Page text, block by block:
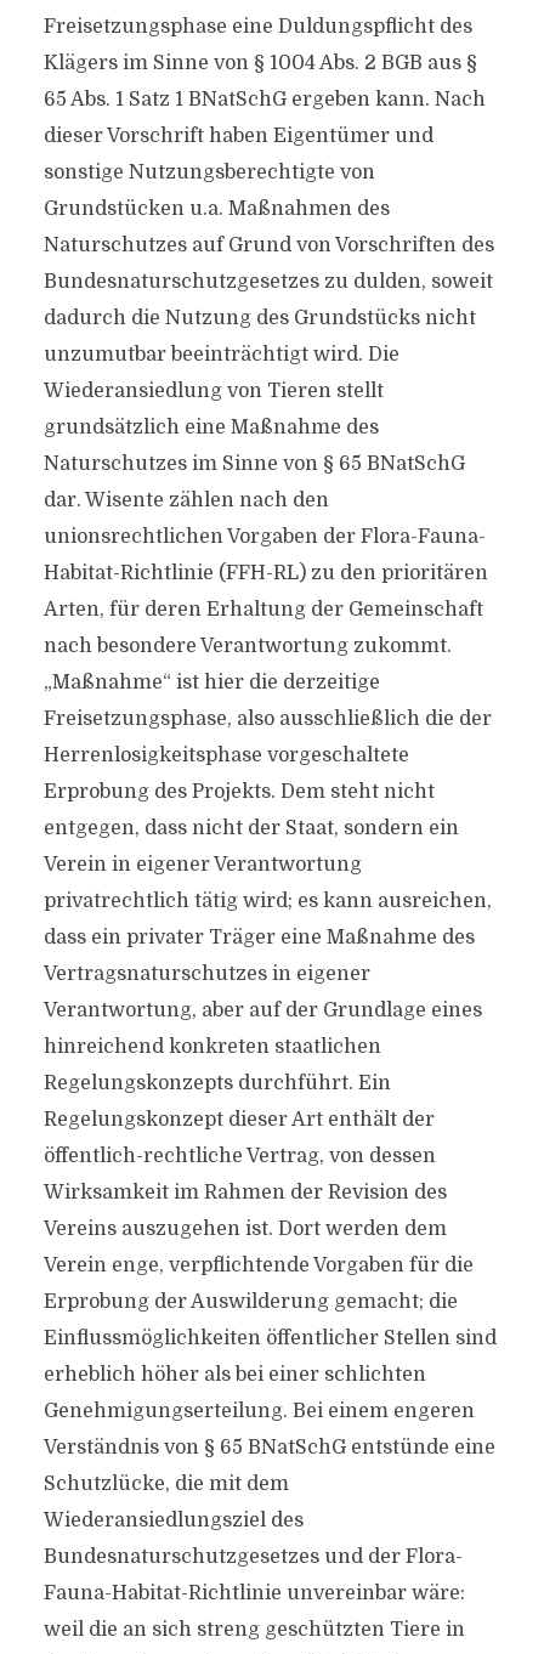
Freisetzungsphase eine Duldungspflicht des
Klägers im Sinne von § 1004 Abs. 2 BGB aus §
65 Abs. 1 Satz 1 BNatSchG ergeben kann. Nach
dieser Vorschrift haben Eigentümer und
sonstige Nutzungsberechtigte von
Grundstücken u.a. Maßnahmen des
Naturschutzes auf Grund von Vorschriften des
Bundesnaturschutzgesetzes zu dulden, soweit
dadurch die Nutzung des Grundstücks nicht
unzumutbar beeinträchtigt wird. Die
Wiederansiedlung von Tieren stellt
grundsätzlich eine Maßnahme des
Naturschutzes im Sinne von § 65 BNatSchG
dar. Wisente zählen nach den
unionsrechtlichen Vorgaben der Flora-Fauna-
Habitat-Richtlinie (FFH-RL) zu den prioritären
Arten, für deren Erhaltung der Gemeinschaft
nach besondere Verantwortung zukommt.
„Maßnahme“ ist hier die derzeitige
Freisetzungsphase, also ausschließlich die der
Herrenlosigkeitsphase vorgeschaltete
Erprobung des Projekts. Dem steht nicht
entgegen, dass nicht der Staat, sondern ein
Verein in eigener Verantwortung
privatrechtlich tätig wird; es kann ausreichen,
dass ein privater Träger eine Maßnahme des
Vertragsnaturschutzes in eigener
Verantwortung, aber auf der Grundlage eines
hinreichend konkreten staatlichen
Regelungskonzepts durchführt. Ein
Regelungskonzept dieser Art enthält der
öffentlich-rechtliche Vertrag, von dessen
Wirksamkeit im Rahmen der Revision des
Vereins auszugehen ist. Dort werden dem
Verein enge, verpflichtende Vorgaben für die
Erprobung der Auswilderung gemacht; die
Einflussmöglichkeiten öffentlicher Stellen sind
erheblich höher als bei einer schlichten
Genehmigungserteilung. Bei einem engeren
Verständnis von § 65 BNatSchG entstünde eine
Schutzlücke, die mit dem
Wiederansiedlungsziel des
Bundesnaturschutzgesetzes und der Flora-
Fauna-Habitat-Richtlinie unvereinbar wäre:
weil die an sich streng geschützten Tiere in